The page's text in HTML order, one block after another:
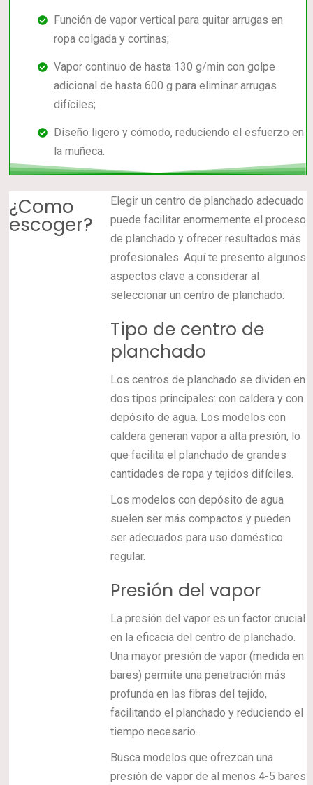
Función de vapor vertical para quitar arrugas en
ropa colgada y cortinas;
Vapor continuo de hasta 130 g/min con golpe
adicional de hasta 600 g para eliminar arrugas
difíciles;
Diseño ligero y cómodo, reduciendo el esfuerzo en
la muñeca.
¿Como
escoger?
Elegir un centro de planchado adecuado
puede facilitar enormemente el proceso
de planchado y ofrecer resultados más
profesionales. Aquí te presento algunos
aspectos clave a considerar al
seleccionar un centro de planchado:
Tipo de centro de
planchado
Los centros de planchado se dividen en
dos tipos principales: con caldera y con
depósito de agua. Los modelos con
caldera generan vapor a alta presión, lo
que facilita el planchado de grandes
cantidades de ropa y tejidos difíciles.
Los modelos con depósito de agua
suelen ser más compactos y pueden
ser adecuados para uso doméstico
regular.
Presión del vapor
La presión del vapor es un factor crucial
en la eficacia del centro de planchado.
Una mayor presión de vapor (medida en
bares) permite una penetración más
profunda en las fibras del tejido,
facilitando el planchado y reduciendo el
tiempo necesario.
Busca modelos que ofrezcan una
presión de vapor de al menos 4-5 bares